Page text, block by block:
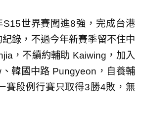
S15世界賽闖進8強，完成台港
錄，不過今年新賽季留不住中
，不續約輔助 Kaiwing，加入
韓國中路 Pungyeon，自養輔
賽段例行賽只取得3勝4敗，無